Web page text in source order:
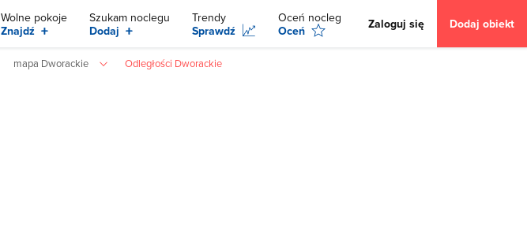
Wolne pokoje
Znajdź +
Szukam noclegu
Dodaj +
Trendy
Sprawdź
Oceń nocleg
Oceń
Zaloguj się Dodaj obiekt
mapa Dworackie Odległości Dworackie